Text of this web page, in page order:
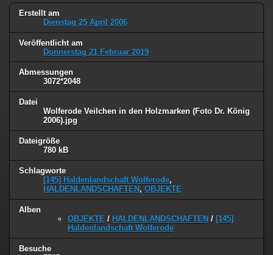
Erstellt am
Dienstag 25 April 2006
Veröffentlicht am
Donnerstag 21 Februar 2019
Abmessungen
3072*2048
Datei
Wolferode Veilchen in den Holzmarken (Foto Dr. König
2006).jpg
Dateigröße
780 kB
Schlagworte
[145] Haldenlandschaft Wolferode,
HALDENLANDSCHAFTEN , OBJEKTE
Alben
OBJEKTE / HALDENLANDSCHAFTEN / [145]
Haldenlandschaft Wolferode
Besuche